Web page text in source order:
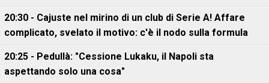
20:30 - Cajuste nel mirino di un club di Serie A! Affare
complicato, svelato il motivo: c'è il nodo sulla formula
20:25 - Pedullà: "Cessione Lukaku, il Napoli sta
aspettando solo una cosa"